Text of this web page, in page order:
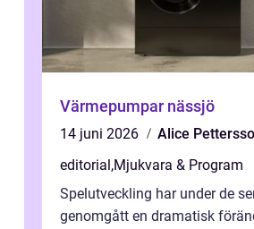
Värmepumpar nässjö
14 juni 2026
Alice
editorial,Mjukvara & Program
Spelutveckling har under de
genomgått en dramatisk